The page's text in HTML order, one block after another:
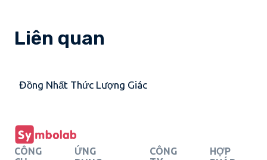
Liên quan
Đồng Nhất Thức Lượng Giác
CÔNG
ỨNG
CÔNG
HỢP